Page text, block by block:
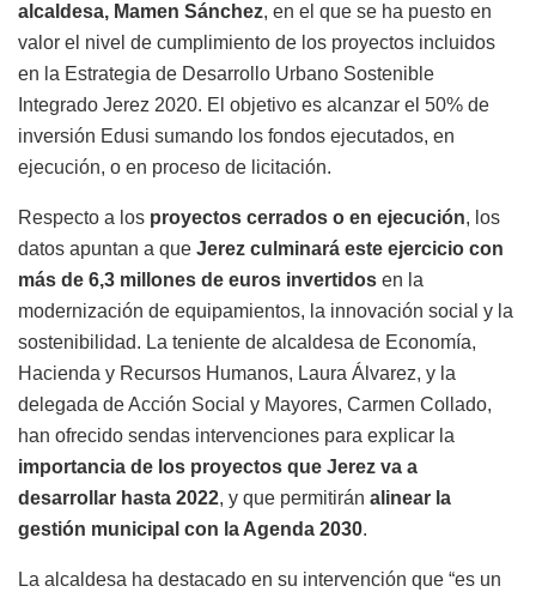
alcaldesa, Mamen Sánchez, en el que se ha puesto en
valor el nivel de cumplimiento de los proyectos incluidos
en la Estrategia de Desarrollo Urbano Sostenible
Integrado Jerez 2020. El objetivo es alcanzar el 50% de
inversión Edusi sumando los fondos ejecutados, en
ejecución, o en proceso de licitación.
Respecto a los proyectos cerrados o en ejecución, los
datos apuntan a que Jerez culminará este ejercicio con
más de 6,3 millones de euros invertidos en la
modernización de equipamientos, la innovación social y la
sostenibilidad. La teniente de alcaldesa de Economía,
Hacienda y Recursos Humanos, Laura Álvarez, y la
delegada de Acción Social y Mayores, Carmen Collado,
han ofrecido sendas intervenciones para explicar la
importancia de los proyectos que Jerez va a
desarrollar hasta 2022, y que permitirán alinear la
gestión municipal con la Agenda 2030.
La alcaldesa ha destacado en su intervención que “es un